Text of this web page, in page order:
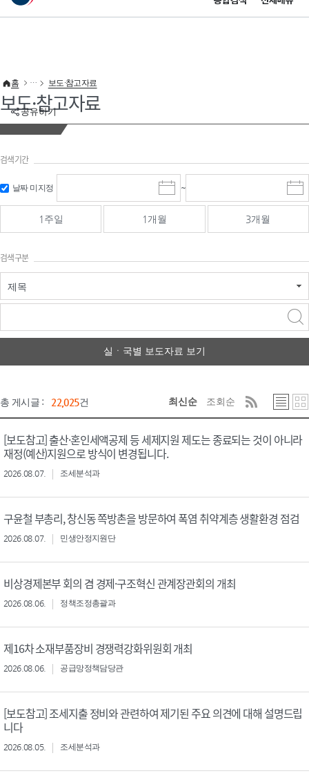
이 누리집은 대한민국 공식 전자정부 누리집입니다.
공유하기
홈 보도·참고자료
보도·참고자료
검색기간
날짜 미지정
시
작
일
선
~
종
료
선
1주일 1개월 3개월
검색구분
제목
실ㆍ국별 보도자료 보기
총 게시글 : 22,025건 최신순 조회순
[보도참고] 출산·혼인세액공제 등 세제지원 제도는 종료되는 것이 아니라
재정(예산)지원으로 방식이 변경됩니다.
2026.08.07. 조세분석과
구윤철 부총리, 창신동 쪽방촌을 방문하여 폭염 취약계층 생활환경 점검
2026.08.07. 민생안정지원단
비상경제본부 회의 겸 경제·구조혁신 관계장관회의 개최
2026.08.06. 정책조정총괄과
제16차 소재부품장비 경쟁력강화위원회 개최
2026.08.06. 공급망정책담당관
[보도참고] 조세지출 정비와 관련하여 제기된 주요 의견에 대해 설명드립
니다
2026.08.05. 조세분석과